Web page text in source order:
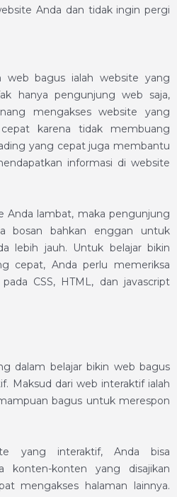
Anda dan tidak ingin pergi
web bagus ialah website yang
hanya pengunjung web saja,
mengakses website yang
karena tidak membuang
yang cepat juga membantu
informasi di website
Anda lambat, maka pengunjung
bosan bahkan enggan untuk
lebih jauh. Untuk belajar bikin
cepat, Anda perlu memeriksa
CSS, HTML, dan javascript
dalam belajar bikin web bagus
Maksud dari web interaktif ialah
bagus untuk merespon
yang interaktif, Anda bisa
konten-konten yang disajikan
mengakses halaman lainnya.